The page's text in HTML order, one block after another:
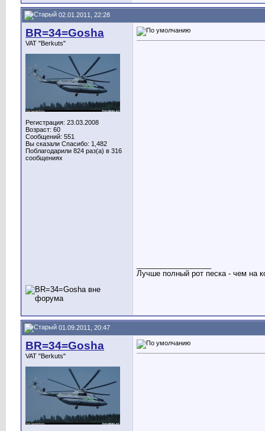
02.01.2011, 22:28
BR=34=Gosha
VAT "Berkuts"
Регистрация: 23.03.2008
Возраст: 60
Сообщений: 551
Вы сказали Спасибо: 1,482
Поблагодарили 824 раз(а) в 316
сообщениях
Лучше полный рот песка - чем на
01.09.2011, 20:47
BR=34=Gosha
VAT "Berkuts"